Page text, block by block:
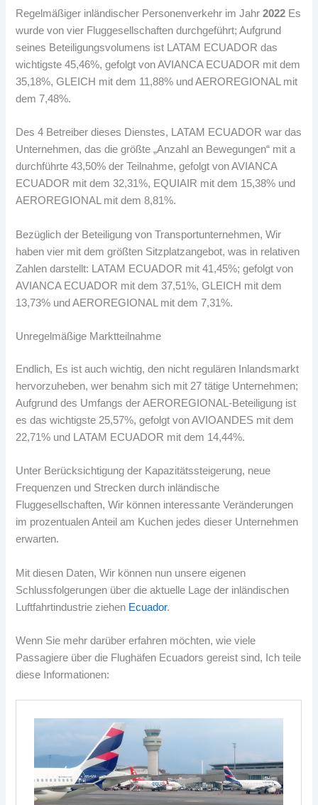
Regelmäßiger inländischer Personenverkehr im Jahr2022 Es
wurde von vier Fluggesellschaften durchgeführt; Aufgrund
seines Beteiligungsvolumens ist LATAM ECUADOR das
wichtigste 45,46%, gefolgt von AVIANCA ECUADOR mit dem
35,18%, GLEICH mit dem 11,88% und AEROREGIONAL mit
dem 7,48%.
Des 4 Betreiber dieses Dienstes, LATAM ECUADOR war das
Unternehmen, das die größte „Anzahl an Bewegungen“ mit a
durchführte 43,50% der Teilnahme, gefolgt von AVIANCA
ECUADOR mit dem 32,31%, EQUIAIR mit dem 15,38% und
AEROREGIONAL mit dem 8,81%.
Bezüglich der Beteiligung von Transportunternehmen, Wir
haben vier mit dem größten Sitzplatzangebot, was in relativen
Zahlen darstellt: LATAM ECUADOR mit 41,45%; gefolgt von
AVIANCA ECUADOR mit dem 37,51%, GLEICH mit dem
13,73% und AEROREGIONAL mit dem 7,31%.
Unregelmäßige Marktteilnahme
Endlich, Es ist auch wichtig, den nicht regulären Inlandsmarkt
hervorzuheben, wer benahm sich mit 27 tätige Unternehmen;
Aufgrund des Umfangs der AEROREGIONAL-Beteiligung ist
es das wichtigste 25,57%, gefolgt von AVIOANDES mit dem
22,71% und LATAM ECUADOR mit dem 14,44%.
Unter Berücksichtigung der Kapazitätssteigerung, neue
Frequenzen und Strecken durch inländische
Fluggesellschaften, Wir können interessante Veränderungen
im prozentualen Anteil am Kuchen jedes dieser Unternehmen
erwarten.
Mit diesen Daten, Wir können nun unsere eigenen
Schlussfolgerungen über die aktuelle Lage der inländischen
Luftfahrtindustrie ziehen Ecuador.
Wenn Sie mehr darüber erfahren möchten, wie viele
Passagiere über die Flughäfen Ecuadors gereist sind, Ich teile
diese Informationen: